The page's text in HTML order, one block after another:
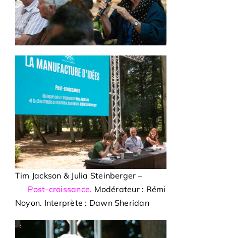
Tim Jackson & Julia Steinberger –
Post-croissance. Modérateur : Rémi
Noyon. Interprète : Dawn Sheridan